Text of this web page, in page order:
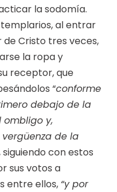
la sodomía.
templarios, al entrar
Cristo tres veces,
la ropa y
receptor, que
“conforme
debajo de la
ombligo y,
de la
siguiendo con estos
sus votos a
entre ellos, “y por